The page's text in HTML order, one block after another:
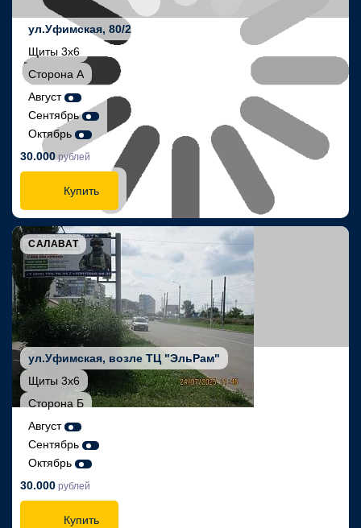
ул.Уфимская, 80/2
Щиты 3х6
Сторона А
Август
Сентябрь
Октябрь
30.000рублей
Купить
САЛАВАТ
ул.Уфимская, возле ТЦ "ЭльРам"
Щиты 3х6
Сторона Б
Август
Сентябрь
Октябрь
30.000 рублей
Купить